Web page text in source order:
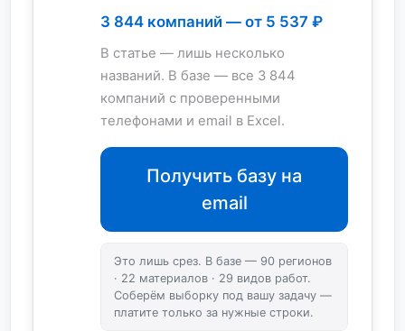
3 844 компаний — от 5 537 ₽
В статье — лишь несколько
названий. В базе — все 3 844
компаний с проверенными
телефонами и email в Excel.
Получить базу на
email
Это лишь срез. В базе — 90 регионов
· 22 материалов · 29 видов работ.
Соберём выборку под вашу задачу —
платите только за нужные строки.